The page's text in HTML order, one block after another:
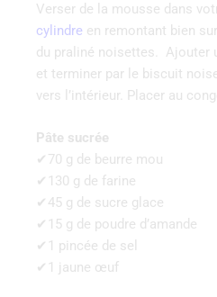
Verser de la mousse dans
cylindre en remontant bien
du praliné noisettes. Ajouter
et terminer par le biscuit
vers l’intérieur. Placer au
Pâte sucrée
✔70 g de beurre mou
✔130 g de farine
✔45 g de sucre glace
✔15 g de poudre d’amande
✔1 pincée de sel
✔1 jaune œuf